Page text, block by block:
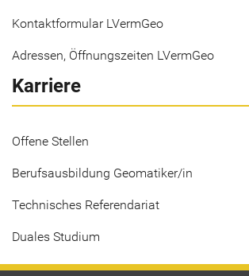
Kontaktformular LVermGeo
Adressen, Öffnungszeiten LVermGeo
Karriere
Offene Stellen
Berufsausbildung Geomatiker/in
Technisches Referendariat
Duales Studium